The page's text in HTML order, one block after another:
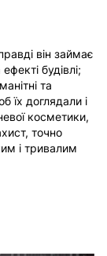
він займає
будівлі;
та
їх доглядали і
косметики,
точно
і тривалим